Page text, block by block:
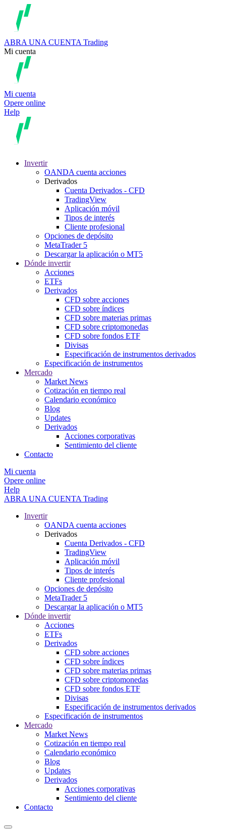
ABRA UNA CUENTA Trading
Mi cuenta
Mi cuenta
Opere online
Help
Invertir
OANDA cuenta acciones
Derivados
Cuenta Derivados - CFD
TradingView
Aplicación móvil
Tipos de interés
Cliente profesional
Opciones de depósito
MetaTrader 5
Descargar la aplicación o MT5
Dónde invertir
Acciones
ETFs
Derivados
CFD sobre acciones
CFD sobre índices
CFD sobre materias primas
CFD sobre criptomonedas
CFD sobre fondos ETF
Divisas
Especificación de instrumentos derivados
Especificación de instrumentos
Mercado
Market News
Cotización en tiempo real
Calendario económico
Blog
Updates
Derivados
Acciones corporativas
Sentimiento del cliente
Contacto
Mi cuenta
Opere online
Help
ABRA UNA CUENTA Trading
Invertir
OANDA cuenta acciones
Derivados
Cuenta Derivados - CFD
TradingView
Aplicación móvil
Tipos de interés
Cliente profesional
Opciones de depósito
MetaTrader 5
Descargar la aplicación o MT5
Dónde invertir
Acciones
ETFs
Derivados
CFD sobre acciones
CFD sobre índices
CFD sobre materias primas
CFD sobre criptomonedas
CFD sobre fondos ETF
Divisas
Especificación de instrumentos derivados
Especificación de instrumentos
Mercado
Market News
Cotización en tiempo real
Calendario económico
Blog
Updates
Derivados
Acciones corporativas
Sentimiento del cliente
Contacto